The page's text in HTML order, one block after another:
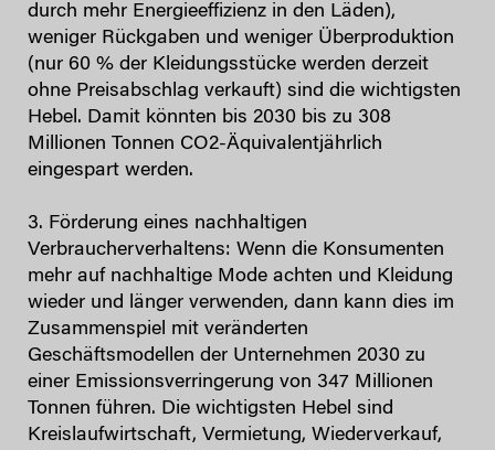
durch mehr Energieeffizienz in den Läden),
weniger Rückgaben und weniger Überproduktion
(nur 60 % der Kleidungsstücke werden derzeit
ohne Preisabschlag verkauft) sind die wichtigsten
Hebel. Damit könnten bis 2030 bis zu 308
Millionen Tonnen CO2-Äquivalentjährlich
eingespart werden.
3. Förderung eines nachhaltigen
Verbraucherverhaltens: Wenn die Konsumenten
mehr auf nachhaltige Mode achten und Kleidung
wieder und länger verwenden, dann kann dies im
Zusammenspiel mit veränderten
Geschäftsmodellen der Unternehmen 2030 zu
einer Emissionsverringerung von 347 Millionen
Tonnen führen. Die wichtigsten Hebel sind
Kreislaufwirtschaft, Vermietung, Wiederverkauf,